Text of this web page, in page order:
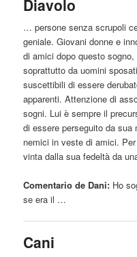
Diavolo
… persone senza scrupoli
geniale. Giovani donne e
di amici dopo questo
soprattuttoda uomini
suscettibili diessere
apparenti. Attenzione di
sogni. Lui è sempre il
diessere perseguitoda sua
nemici in veste di amici.
vinta dalla sua fedeltàda
Comentario de Dani: Ho
se era il …
Cani